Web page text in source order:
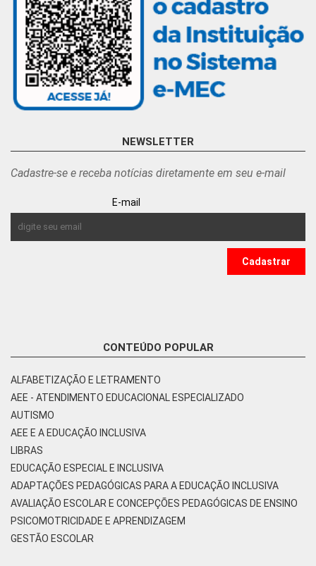
NEWSLETTER
Cadastre-se e receba notícias diretamente em seu e-mail
E-mail
CONTEÚDO POPULAR
ALFABETIZAÇÃO E LETRAMENTO
AEE - ATENDIMENTO EDUCACIONAL ESPECIALIZADO
AUTISMO
AEE E A EDUCAÇÃO INCLUSIVA
LIBRAS
EDUCAÇÃO ESPECIAL E INCLUSIVA
ADAPTAÇÕES PEDAGÓGICAS PARA A EDUCAÇÃO INCLUSIVA
AVALIAÇÃO ESCOLAR E CONCEPÇÕES PEDAGÓGICAS DE ENSINO
PSICOMOTRICIDADE E APRENDIZAGEM
GESTÃO ESCOLAR